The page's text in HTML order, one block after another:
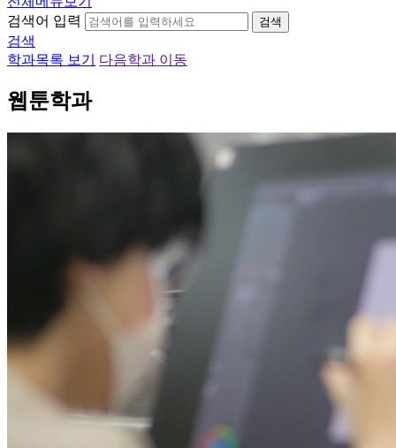
검색어 입력
검색
검색
학과목록 보기
다음학과 이동
웹툰학과